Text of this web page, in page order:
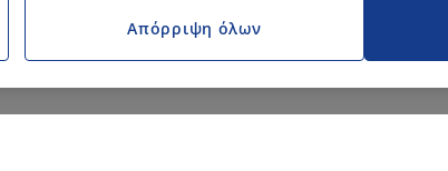
Απόρριψη όλων